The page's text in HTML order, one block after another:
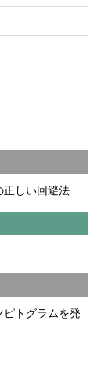
正しい回避法
トグラムを発